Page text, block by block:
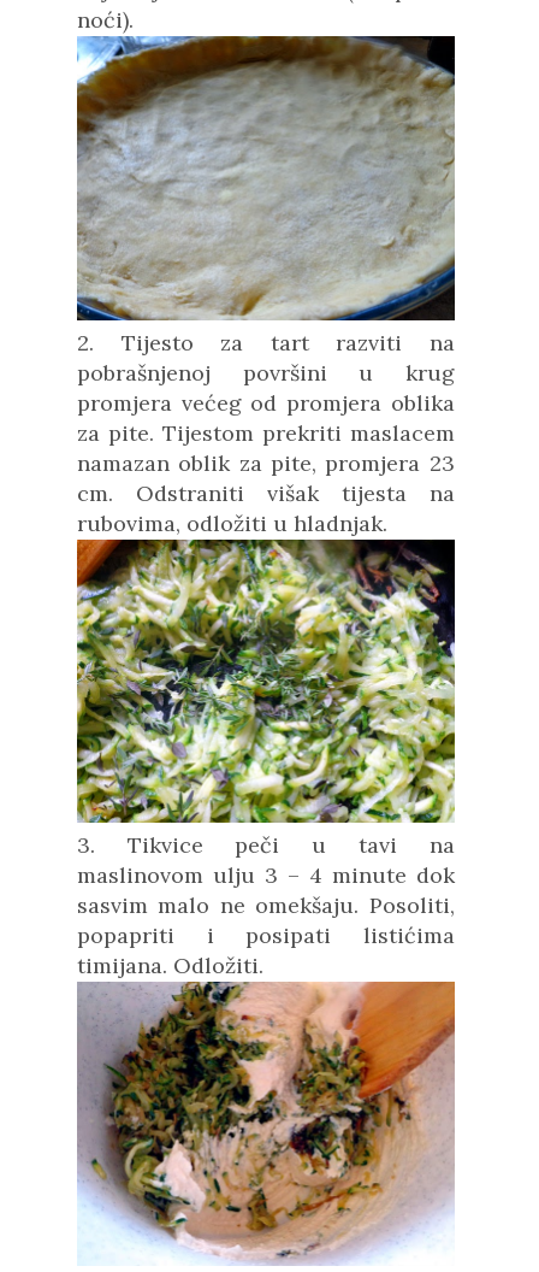
noći).
2. Tijesto za tart razviti na
pobrašnjenoj površini u krug
promjera većeg od promjera oblika
za pite. Tijestom prekriti maslacem
namazan oblik za pite, promjera 23
cm. Odstraniti višak tijesta na
rubovima, odložiti u hladnjak.
3. Tikvice peči u tavi na
maslinovom ulju 3 – 4 minute dok
sasvim malo ne omekšaju. Posoliti,
popapriti i posipati listićima
timijana. Odložiti.